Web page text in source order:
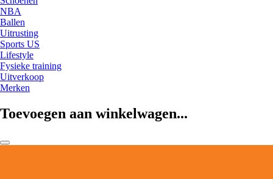
NBA
Ballen
Uitrusting
Sports US
Lifestyle
Fysieke training
Uitverkoop
Merken
Toevoegen aan winkelwagen...